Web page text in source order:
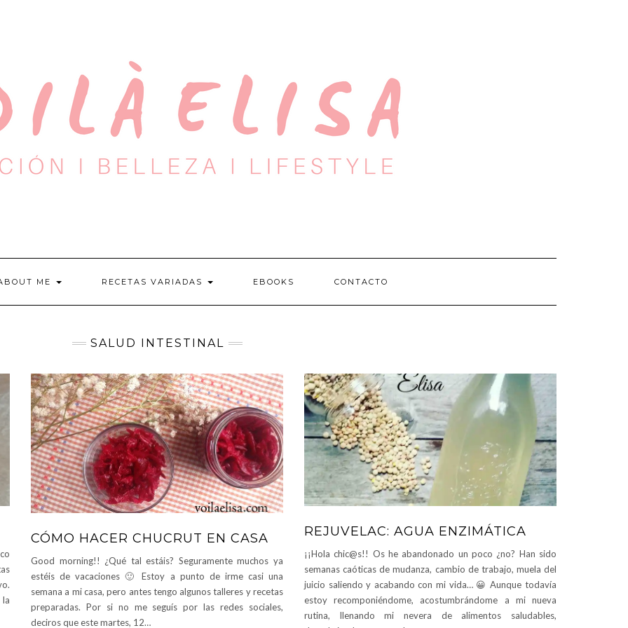
ME RECETAS VARIADAS EBOOKS CONTACTO
SALUD INTESTINAL
CÓMO HACER CHUCRUT EN CASA
Good morning!! ¿Qué tal estáis? Seguramente muchos ya
estéis de vacaciones 🙂 Estoy a punto de irme casi una
semana a mi casa, pero antes tengo algunos talleres y recetas
preparadas. Por si no me seguís por las redes sociales,
deciros que este martes, 12…
REJUVELAC: AGUA ENZIMÁTICA
¡¡Hola chic@s!! Os he abandonado un poco ¿no? Han sido
semanas caóticas de mudanza, cambio de trabajo, muela del
juicio saliendo y acabando con mi vida… 😀 Aunque todavía
estoy recomponiéndome, acostumbrándome a mi nueva
rutina, llenando mi nevera de alimentos saludables,